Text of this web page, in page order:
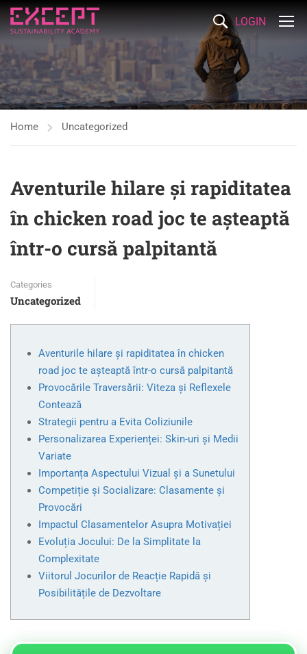
LOGIN
Home Uncategorized
Aventurile hilare și rapiditatea
în chicken road joc te așteaptă
într-o cursă palpitantă
Categories
Uncategorized
Aventurile hilare și rapiditatea în chicken
road joc te așteaptă într-o cursă palpitantă
Provocările Traversării: Viteza și Reflexele
Contează
Strategii pentru a Evita Coliziunile
Personalizarea Experienței: Skin-uri și Medii
Variate
Importanța Aspectului Vizual și a Sunetului
Competiție și Socializare: Clasamente și
Provocări
Impactul Clasamentelor Asupra Motivației
Evoluția Jocului: De la Simplitate la
Complexitate
Viitorul Jocurilor de Reacție Rapidă și
Posibilitățile de Dezvoltare